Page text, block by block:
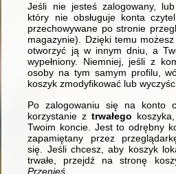
Jeśli nie jesteś zalogowany,
który nie obsługuje konta
przechowywane po stronie
magazynie). Dzięki temu
otworzyć ją w innym dniu, a
wypełniony. Niemniej, jeśli z
osoby na tym samym profilu,
koszyk zmodyfikować lub
Po zalogowaniu się na konto
korzystanie ztrwałego
Twoim koncie. Jest to odrębny
zapamiętany przez
się. Jeśli chcesz, aby koszyk
trwałe, przejdź na stronę
Przenieś